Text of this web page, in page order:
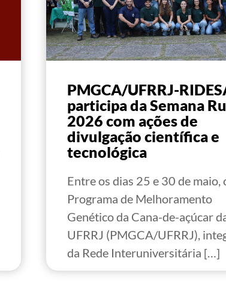
PMGCA/UFRRJ-
participa da Semana
2026 com ações de
divulgação científica e
tecnológica
Entre os dias 25 e 30 de maio,
Programa de Melhoramento
Genético da Cana-de-açúcar
UFRRJ (PMGCA/UFRRJ),
da Rede Interuniversitária […]